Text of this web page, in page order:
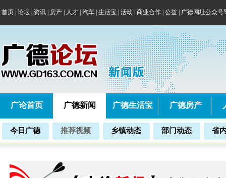
首页 论坛 资讯 房产 人才 汽车 生活宝 活动 商业合作 公益 广德网址公众号
广论首页 广德新闻 广德生活宝 广德房产
今日广德 推荐视频 乡镇动态 部门动态 省